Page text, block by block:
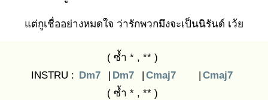
แต่กูเชื่ออย่างหมดใจ ว่ารักพวกมึงจะเป็นนิรันด์ เว้ย
( ซ้ำ * , ** )
INSTRU : Dm7 | Dm7 | Cmaj7 | Cmaj7
( ซ้ำ * , ** )